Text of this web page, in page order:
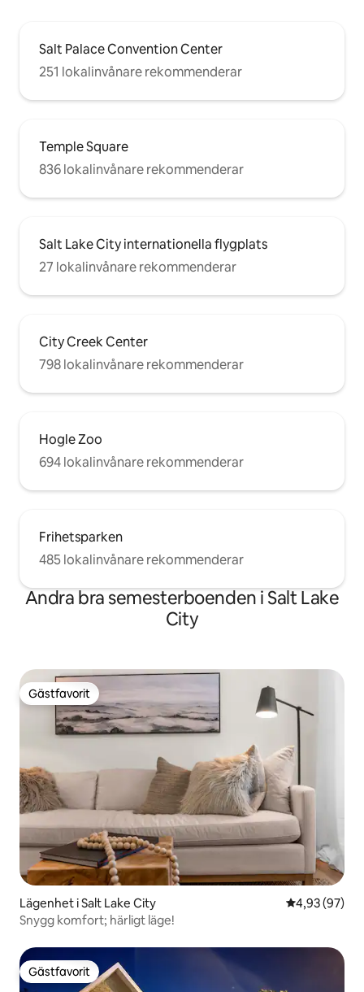
Salt Palace Convention Center
251 lokalinvånare rekommenderar
Temple Square
836 lokalinvånare rekommenderar
Salt Lake City internationella flygplats
27 lokalinvånare rekommenderar
City Creek Center
798 lokalinvånare rekommenderar
Hogle Zoo
694 lokalinvånare rekommenderar
Frihetsparken
485 lokalinvånare rekommenderar
Andra bra semesterboenden i Salt Lake
City
Gästfavorit
Gästfavorit
Lägenhet i Salt Lake City 4,93 av 5 i
4,93 (97)
Snygg komfort; härligt läge!
Gästfavorit
Gästfavorit